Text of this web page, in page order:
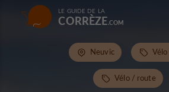
LE GUIDE DE LA
CORRÈZE
Neuvic
Vélo / route